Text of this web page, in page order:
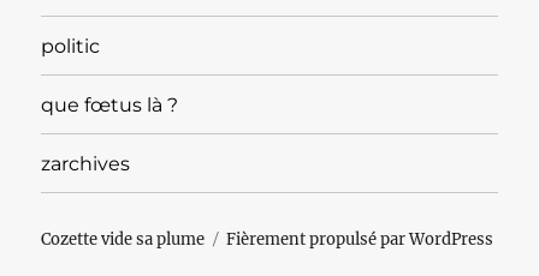
politic
que fœtus là ?
zarchives
Cozette vide sa plume Fièrement propulsé par WordPress